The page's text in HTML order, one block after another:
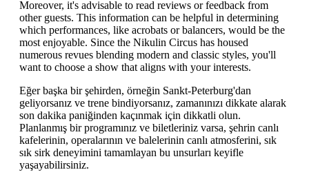
Moreover, it's advisable to read reviews or feedback from
other guests. This information can be helpful in determining
which performances, like acrobats or balancers, would be the
most enjoyable. Since the Nikulin Circus has housed
numerous revues blending modern and classic styles, you'll
want to choose a show that aligns with your interests.
Eğer başka bir şehirden, örneğin Sankt-Peterburg'dan
geliyorsanız ve trene bindiyorsanız, zamanınızı dikkate alarak
son dakika paniğinden kaçınmak için dikkatli olun.
Planlanmış bir programınız ve biletleriniz varsa, şehrin canlı
kafelerinin, operalarının ve balelerinin canlı atmosferini, sık
sık sirk deneyimini tamamlayan bu unsurları keyifle
yaşayabilirsiniz.